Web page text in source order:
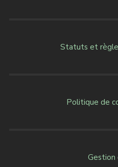
Statuts et
Politique de
Gestion